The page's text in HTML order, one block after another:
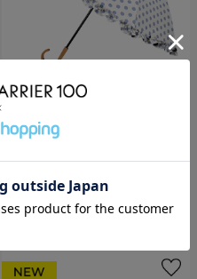
折りたたみ日傘
２段折 フリル / 水玉